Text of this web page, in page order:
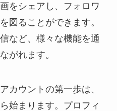
をシェアし、フォロワ
図ることができます。
など、様々な機能を通
がれます。
カウントの第一歩は、
始まります。プロフィ